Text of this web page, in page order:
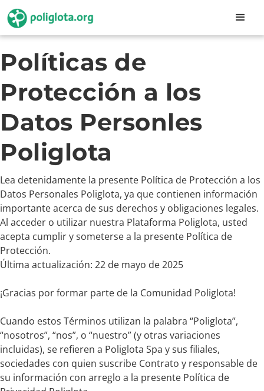
Políticas de
Protección a los
Datos Personles
Poliglota
Lea detenidamente la presente Política de Protección a los
Datos Personales Poliglota, ya que contienen información
importante acerca de sus derechos y obligaciones legales.
Al acceder o utilizar nuestra Plataforma Poliglota, usted
acepta cumplir y someterse a la presente Política de
Protección.
Última actualización: 22 de mayo de 2025
¡Gracias por formar parte de la Comunidad Poliglota!
Cuando estos Términos utilizan la palabra “Poliglota”,
“nosotros”, “nos”, o “nuestro” (y otras variaciones
incluidas), se refieren a Poliglota Spa y sus filiales,
sociedades con quien suscribe Contrato y responsable de
su información con arreglo a la presente Política de